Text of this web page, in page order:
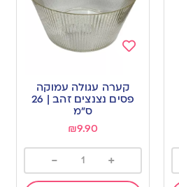
wishlist
קערה עגולה עמוקה
פסים נצנצים זהב | 26
ס”מ
₪9.90
+
-